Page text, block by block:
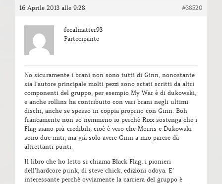
16 Aprile 2013 alle 9:28 #38520
fecalmatter93
Partecipante
No sicuramente i brani non sono tutti di Ginn, nonostante
sia l’autore principale molti pezzi sono sctati scritti da altri
componenti del gruppo, per esempio My War è di dukowski,
e anche rollins ha contribuito con vari brani negli ultimi
dischi, anche se spesso in coppia propriio con Ginn. Boh
francamente non so nemmeno io perchè Rixx sostenga che i
Flag siano più credibili, cioè è vero che Morris e Dukowski
sono due miti, ma già solo avere Ginn a mio parere dà
altrettanti punti.
Il libro che ho letto si chiama Black Flag, i pionieri
dell’hardcore punk, di steve chick, edizioni odoya. E’
interessante perchè ovviamente la carriera del gruppo è